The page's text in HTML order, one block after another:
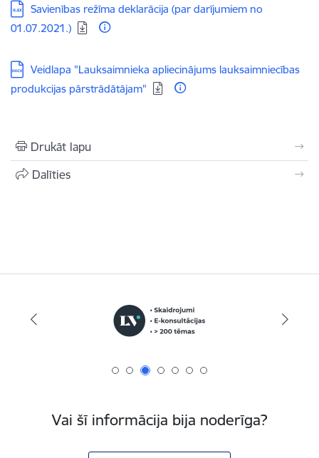
Lejupielādēt:
Savienības režīma deklarācija (par darījumiem no
01.07.2021.)
Lejupielādēt:
Veidlapa "Lauksaimnieka apliecinājums lauksaimniecības
produkcijas pārstrādātājam"
Drukāt lapu
Dalīties
Vai šī informācija bija noderīga?